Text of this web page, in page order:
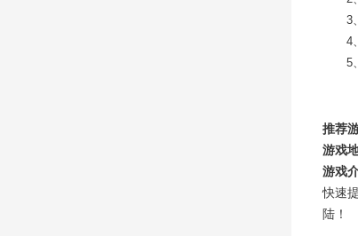
3
4
5
推荐
游戏
游戏
快速
陆！